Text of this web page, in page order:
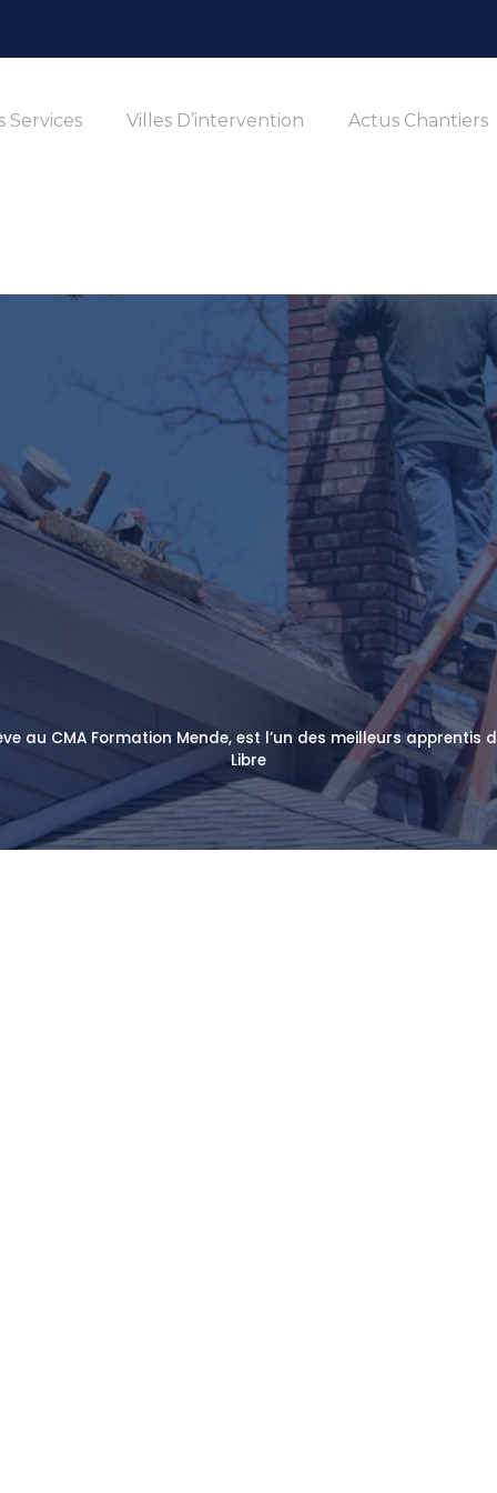
Services Villes D’intervention Actus Chantiers
au CMA Formation Mende, est l’un des meilleurs
Libre